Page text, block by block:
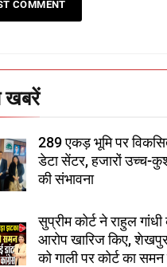
खबरें
289 एकड़ भूमि पर
डेटा सेंटर, हजारों उच्च-
की संभावना
सुप्रीम कोर्ट ने राहुल गांधी
आरोप खारिज किए,
को गाली पर कोर्ट का समन
गाजा युद्धविराम को
चुनाव से पहले लालू